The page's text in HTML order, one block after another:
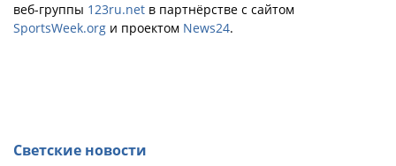
веб-группы 123ru.net в партнёрстве с сайтом
SportsWeek.org и проектом News24.
Светские новости